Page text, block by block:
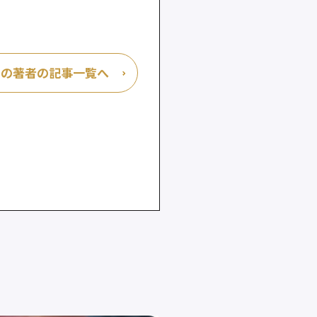
著者の記事一覧へ